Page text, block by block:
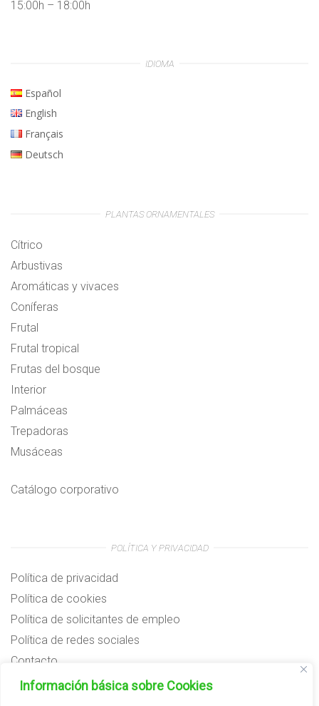
Información básica sobre Cookies
15:00h – 18:00h
IDIOMA
Español
English
Français
Deutsch
PLANTAS ORNAMENTALES
Cítrico
Arbustivas
Aromáticas y vivaces
Coníferas
Frutal
Frutal tropical
Frutas del bosque
Interior
Palmáceas
Trepadoras
Musáceas
Catálogo corporativo
POLÍTICA Y PRIVACIDAD
Política de privacidad
Política de cookies
Política de solicitantes de empleo
Política de redes sociales
Contacto
Preguntas frecuentes